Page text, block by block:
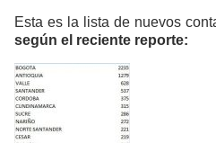
Esta es la lista de nuevos
según el reciente reporte: